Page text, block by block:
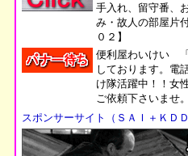
手入れ、留守番、
み・故人の部屋片
０２】
便利屋わいけい
しております。電
け隊活躍中！！女
ご依頼下さいませ
スポンサーサイト（ＳＡＩ＋ＫＤＤ